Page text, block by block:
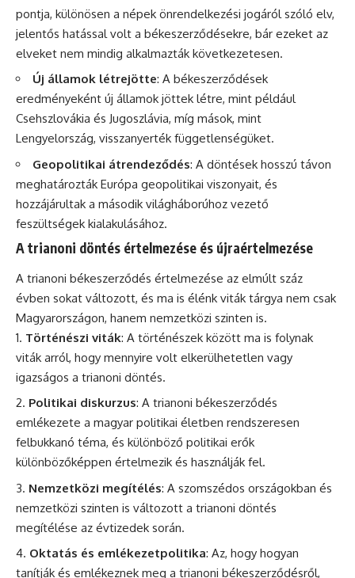
pontja, különösen a népek önrendelkezési jogáról szóló elv,
jelentős hatással volt a békeszerződésekre, bár ezeket az
elveket nem mindig alkalmazták következetesen.
Új államok létrejötte: A békeszerződések
eredményeként új államok jöttek létre, mint például
Csehszlovákia és Jugoszlávia, míg mások, mint
Lengyelország, visszanyerték függetlenségüket.
Geopolitikai átrendeződés: A döntések hosszú távon
meghatározták Európa geopolitikai viszonyait, és
hozzájárultak a második világháborúhoz vezető
feszültségek kialakulásához.
A trianoni döntés értelmezése és újraértelmezése
A trianoni békeszerződés értelmezése az elmúlt száz
évben sokat változott, és ma is élénk viták tárgya nem csak
Magyarországon, hanem nemzetközi szinten is.
Történészi viták: A történészek között ma is folynak
viták arról, hogy mennyire volt elkerülhetetlen vagy
igazságos a trianoni döntés.
Politikai diskurzus: A trianoni békeszerződés
emlékezete a magyar politikai életben rendszeresen
felbukkanó téma, és különböző politikai erők
különbözőképpen értelmezik és használják fel.
Nemzetközi megítélés: A szomszédos országokban és
nemzetközi szinten is változott a trianoni döntés
megítélése az évtizedek során.
Oktatás és emlékezetpolitika: Az, hogy hogyan
tanítják és emlékeznek meg a trianoni békeszerződésről,